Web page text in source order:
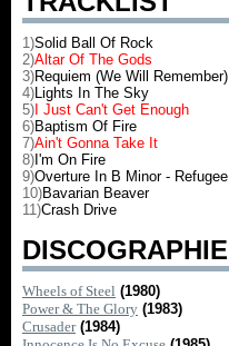
1)Solid Ball Of Rock
2)Altar Of The Gods
3)Requiem (We Will Remember)
4)Lights In The Sky
5) I Just Can't Get Enough
6)Baptism Of Fire
7)Ain't Gonna Take It
8) I'm On Fire
9)Overture In B Minor - Refugee
10)Bavarian Beaver
11)Crash Drive
DISCOGRAPHIE
Wheels of Steel (1980)
Power & The Glory (1983)
Crusader (1984)